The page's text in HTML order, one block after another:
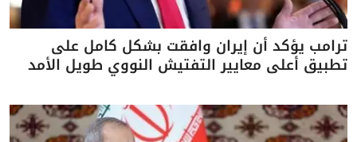
ترامب يؤكد أن إيران وافقت بشكل كامل على
تطبيق أعلى معايير التفتيش النووي طويل الأمد